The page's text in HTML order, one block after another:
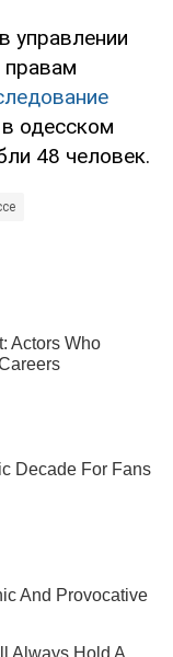
управлении
в одесском
48 человек.